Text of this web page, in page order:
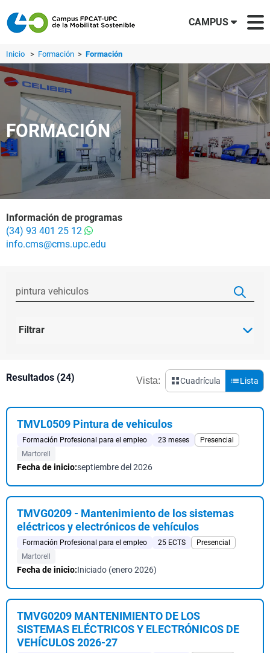
CAMPUS
Inicio > Formación > Formación
FORMACIÓN
Información de programas
(34) 93 401 25 12
info.cms@cms.upc.edu
Filtrar
Resultados (24) Vista: Cuadrícula Lista
TMVL0509 Pintura de vehiculos
Formación Profesional para el empleo 23 meses
Presencial
Martorell
Fecha de inicio:septiembre del 2026
TMVG0209 - Mantenimiento de los sistemas
eléctricos y electrónicos de vehículos
Formación Profesional para el empleo 25 ECTS
Presencial
Martorell
Fecha de inicio:Iniciado (enero 2026)
TMVG0209 MANTENIMIENTO DE LOS
SISTEMAS ELÉCTRICOS Y ELECTRÓNICOS DE
VEHÍCULOS 2026-27